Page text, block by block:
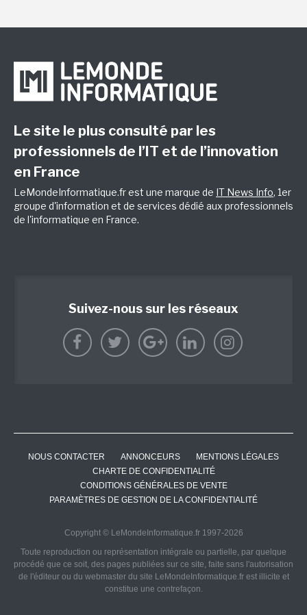
Le site le plus consulté par les
professionnels de l’IT et de l’innovation
en France
LeMondeInformatique.fr est une marque de IT News Info, 1er
groupe d'information et de services dédié aux professionnels
de l'informatique en France.
Suivez-nous sur les réseaux
NOUS CONTACTER ANNONCEURS
MENTIONS LÉGALES
CHARTE DE CONFIDENTIALITÉ
CONDITIONS GÉNÉRALES DE VENTE
PARAMÈTRES DE GESTION DE LA CONFIDENTIALITÉ
Copyright © LeMondeInformatique.fr 1997-2026
Toute reproduction ou représentation intégrale ou partielle, par quelque
procédé que ce soit, des pages publiées sur ce site, faite sans l'autorisation
de l'éditeur ou du webmaster du site LeMondeInformatique.fr est illicite et
constitue une contrefaçon.